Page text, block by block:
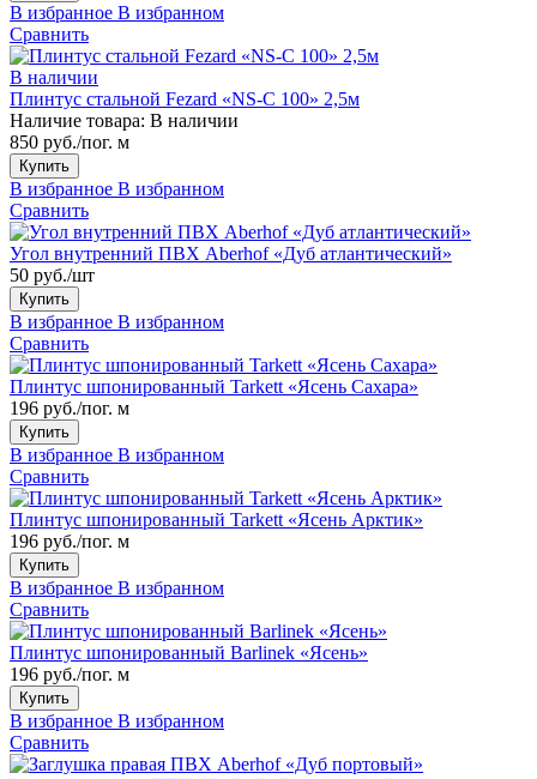
В избранное В избранном
Сравнить
В наличии
Плинтус стальной Fezard «NS-C 100» 2,5м
Наличие товара: В наличии
850 руб./пог. м
Купить
В избранное В избранном
Сравнить
Угол внутренний ПВХ Aberhof «Дуб атлантический»
50 руб./шт
Купить
В избранное В избранном
Сравнить
Плинтус шпонированный Tarkett «Ясень Сахара»
196 руб./пог. м
Купить
В избранное В избранном
Сравнить
Плинтус шпонированный Tarkett «Ясень Арктик»
196 руб./пог. м
Купить
В избранное В избранном
Сравнить
Плинтус шпонированный Barlinek «Ясень»
196 руб./пог. м
Купить
В избранное В избранном
Сравнить